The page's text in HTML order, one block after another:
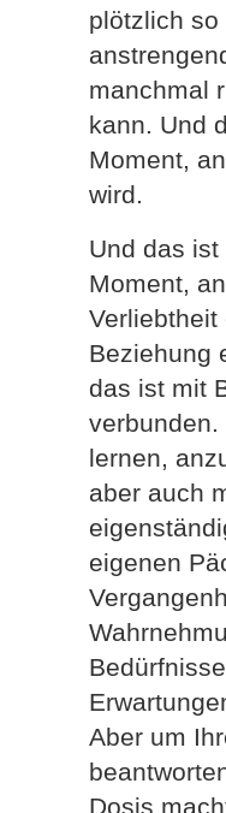
plötzlich so
manchmal
kann. Und
Moment,
wird.
Und das
Moment,
Verliebtheit
Beziehung
das ist mit
lernen,
aber auch
eigenen
Aber um
Dosis